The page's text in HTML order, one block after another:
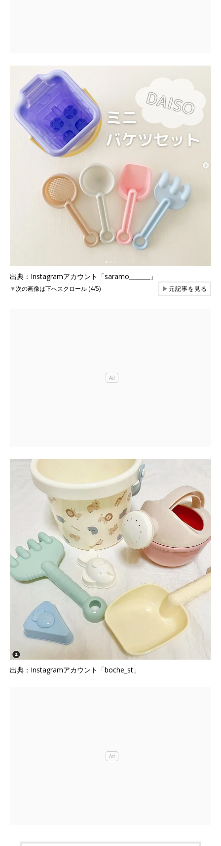
出典：Instagramアカウント「saramo_______」
▼次の画像は下へスクロール (4/5) ▶元記事を見る
出典：Instagramアカウント「boche_st」